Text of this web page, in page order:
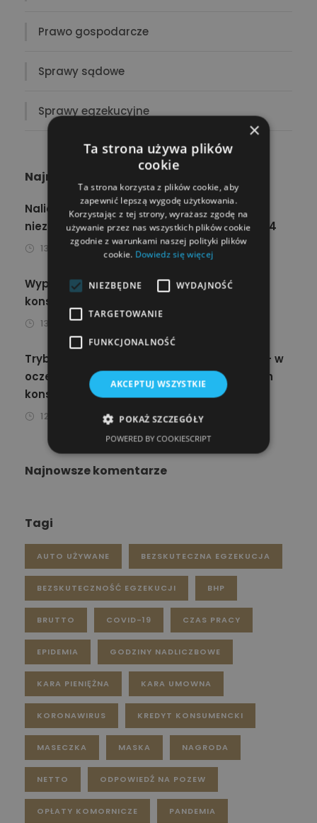
Prawo gospodarcze
Sprawy sądowe
Sprawy egzekucyjne
Najnowsze wpisy
Naliczanie odsetek od kosztów kredytu
niezgodne z prawem – wyrok TSUE C-744/24
13 MAJA 2026 ZUZANNA WOLAK
Wypowiedzenie umowy kredytu
konsumenckiego przez bank
13 KWIETNIA 2024
Trybunał Sprawiedliwości Unii Europejskiej – w
oczekiwaniu na rozstrzygnięcia o kredytach
konsumenckich
12 KWIETNIA 2024 JAKUB STOLAREK
Najnowsze komentarze
Tagi
AUTO UŻYWANE BEZSKUTECZNA EGZEKUCJA
BEZSKUTECZNOŚĆ EGZEKUCJI BHP
BRUTTO COVID-19 CZAS PRACY
EPIDEMIA GODZINY NADLICZBOWE
KARA PIENIĘŻNA KARA UMOWNA
KORONAWIRUS KREDYT KONSUMENCKI
MASECZKA MASKA NAGRODA
NETTO ODPOWIEDŹ NA POZEW
OPŁATY KOMORNICZE PANDEMIA
×
Ta strona używa plików
cookie
Ta strona korzysta z plików cookie, aby
zapewnić lepszą wygodę użytkowania.
Korzystając z tej strony, wyrażasz zgodę na
używanie przez nas wszystkich plików cookie
zgodnie z warunkami naszej polityki plików
cookie. Dowiedz się więcej
NIEZBĘDNE WYDAJNOŚĆ
TARGETOWANIE
FUNKCJONALNOŚĆ
AKCEPTUJ WSZYSTKIE
POKAŻ SZCZEGÓŁY
POWERED BY COOKIESCRIPT